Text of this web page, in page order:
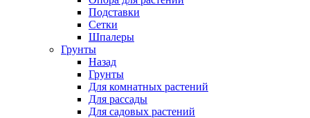
Подставки
Сетки
Шпалеры
Грунты
Назад
Грунты
Для комнатных растений
Для рассады
Для садовых растений